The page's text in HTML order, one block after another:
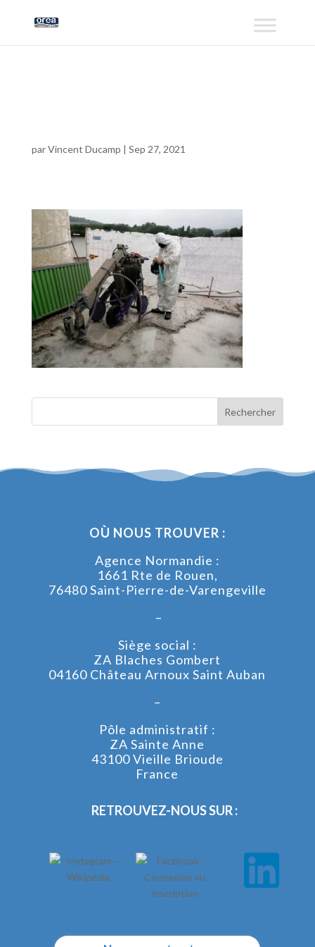
parVincent Ducamp | Sep 27, 2021
OÙ NOUS TROUVER :
Agence Normandie :
1661 Rte de Rouen,
76480 Saint-Pierre-de-Varengeville
–
Siège social :
ZA Blaches Gombert
04160 Château Arnoux Saint Auban
–
Pôle administratif :
ZA Sainte Anne
43100 Vieille Brioude
France
RETROUVEZ-NOUS SUR :